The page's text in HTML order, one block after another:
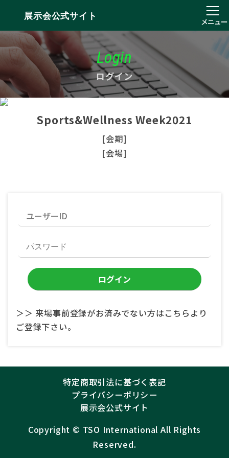
展示会公式サイト
メニュー
Login
ログイン
Sports&Wellness Week2021
[会期]
[会場]
＞＞ 来場事前登録がお済みでない方はこちらより
ご登録下さい。
特定商取引法に基づく表記
プライバシーポリシー
展示会公式サイト
Copyright ©︎ TSO International All Rights
Reserved.